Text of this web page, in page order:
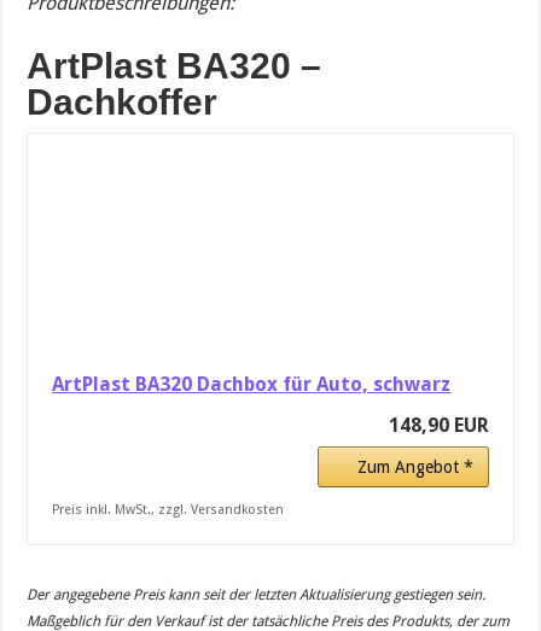
ArtPlast BA320 –
Dachkoffer
ArtPlast BA320 Dachbox für Auto, schwarz
148,90 EUR
Zum Angebot *
Preis inkl. MwSt., zzgl. Versandkosten
Der angegebene Preis kann seit der letzten Aktualisierung gestiegen sein.
Maßgeblich für den Verkauf ist der tatsächliche Preis des Produkts, der zum